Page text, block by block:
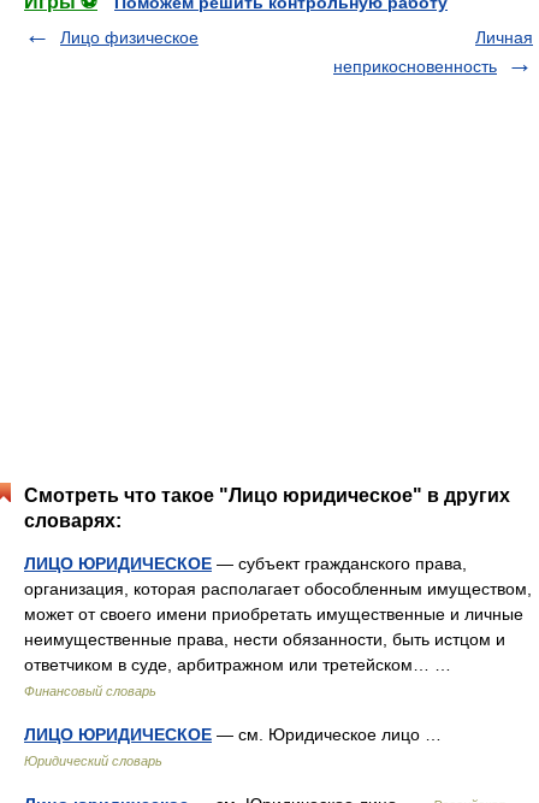
Лицо физическое
Личная
неприкосновенность
Смотреть что такое "Лицо юридическое" в других
словарях:
ЛИЦО ЮРИДИЧЕСКОЕ — субъект гражданского права,
организация, которая располагает обособленным имуществом,
может от своего имени приобретать имущественные и личные
неимущественные права, нести обязанности, быть истцом и
ответчиком в суде, арбитражном или третейском… …
Финансовый словарь
ЛИЦО ЮРИДИЧЕСКОЕ — см. Юридическое лицо …
Юридический словарь